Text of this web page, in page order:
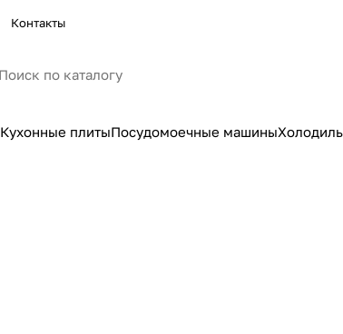
Контакты
Кухонные плитыПосудомоечные машины